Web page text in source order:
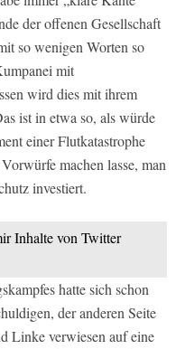
der offenen Gesellschaft
so wenigen Worten so
mit
wird dies mit ihrem
ist in etwa so, als würde
einer Flutkatastrophe
machen lasse, man
investiert.
Inhalte von Twitter
hatte sich schon
der anderen Seite
Linke verwiesen auf eine